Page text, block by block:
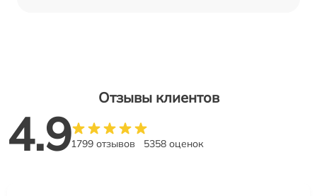
Отзывы клиентов
4.91799 отзывов 5358 оценок